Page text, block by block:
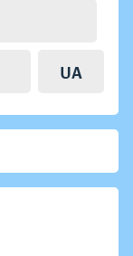
UA